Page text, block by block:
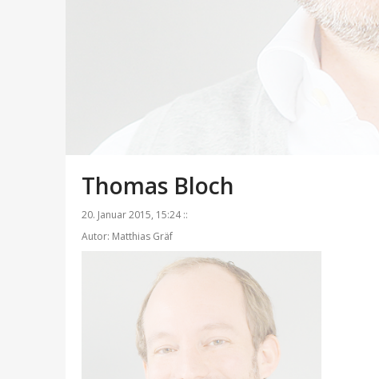
Thomas Bloch
20. Januar 2015, 15:24 ::
Autor: Matthias Gräf